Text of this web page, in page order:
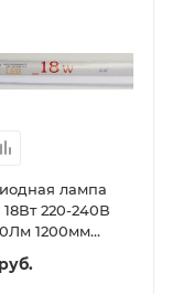
лампа
18Вт 220-240В
1200мм